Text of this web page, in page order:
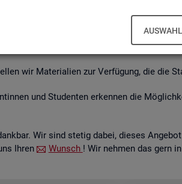
Lern­ma­te­ria­li­en
An­ge­bo­te für Schu­len und
wir Ma­te­ria­li­en zur Ver­fü­gung, die die
und Stu­den­ten er­ken­nen die
Wir sind ste­tig dabei, die­ses
Ihren
Wunsch ! Wir neh­men das gern